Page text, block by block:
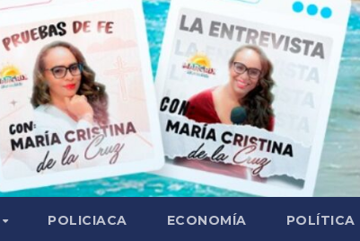
POLICIACA ECONOMÍA POLÍTICA